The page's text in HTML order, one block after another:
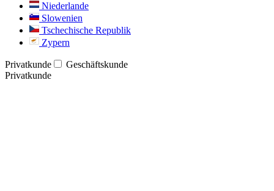
Niederlande
Slowenien
Tschechische Republik
Zypern
Privatkunde
Geschäftskunde
Privatkunde